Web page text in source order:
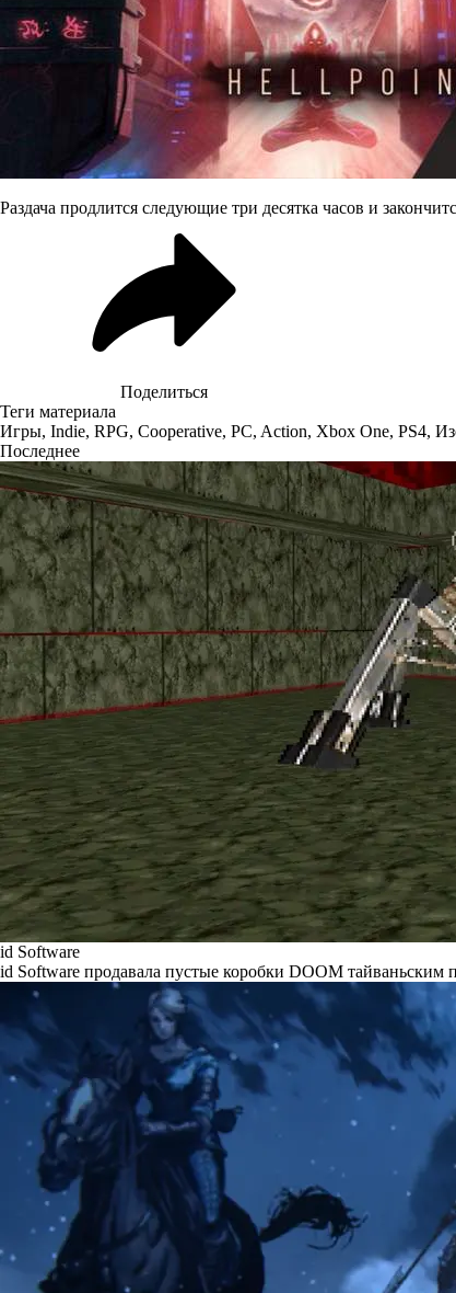
Раздача продлится следующие три десятка часов и
Поделиться
Теги материала
Игры, Indie, RPG, Cooperative, PC, Action, Xbox One, PS4,
Последнее
id Software
id Software продавала пустые коробки DOOM тайваньским